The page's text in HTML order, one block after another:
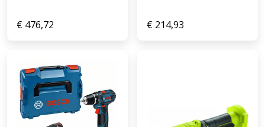
€ 476,72 € 214,93